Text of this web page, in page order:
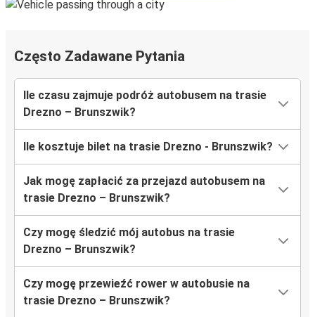
Często Zadawane Pytania
Ile czasu zajmuje podróż autobusem na trasie
Drezno – Brunszwik?
Ile kosztuje bilet na trasie Drezno - Brunszwik?
Jak mogę zapłacić za przejazd autobusem na
trasie Drezno – Brunszwik?
Czy mogę śledzić mój autobus na trasie
Drezno – Brunszwik?
Czy mogę przewieźć rower w autobusie na
trasie Drezno – Brunszwik?